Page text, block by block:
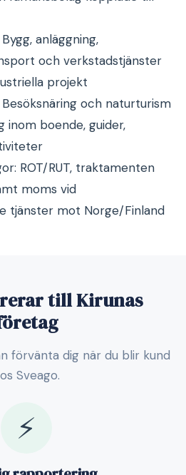
anläggning,
och verkstadstjänster
projekt
och naturturism
inom boende, guider,
ROT/RUT, traktamenten
moms vid
tjänster mot Norge/Finland
till Kirunas
förvänta dig när du blir kund
Sveago.
⚡